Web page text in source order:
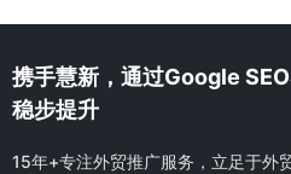
携手慧新，通过Google
稳步提升
15年+专注外贸推广服务，立足于外